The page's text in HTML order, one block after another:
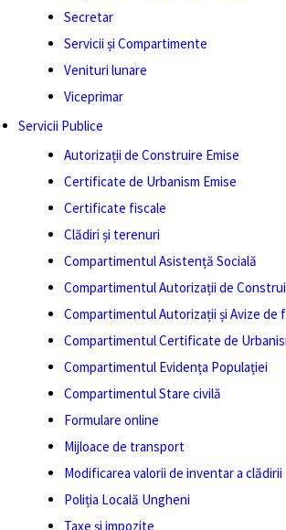
Secretar
Servicii și Compartimente
Venituri lunare
Viceprimar
Servicii Publice
Autorizații de Construire Emise
Certificate de Urbanism Emise
Certificate fiscale
Clădiri și terenuri
Compartimentul Asistență Socială
Compartimentul Autorizații de
Compartimentul Autorizații și Avize de
Compartimentul Certificate de
Compartimentul Evidența Populației
Compartimentul Stare civilă
Formulare online
Mijloace de transport
Modificarea valorii de inventar a clădirii
Poliția Locală Ungheni
Taxe și impozite